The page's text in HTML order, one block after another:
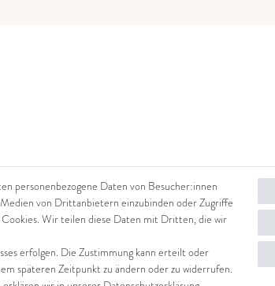
personenbezogene Daten von Besucher:innen
von Drittanbietern einzubinden oder Zugriffe
Wir teilen diese Daten mit Dritten, die wir
erfolgen. Die Zustimmung kann erteilt oder
späteren Zeitpunkt zu ändern oder zu widerrufen.